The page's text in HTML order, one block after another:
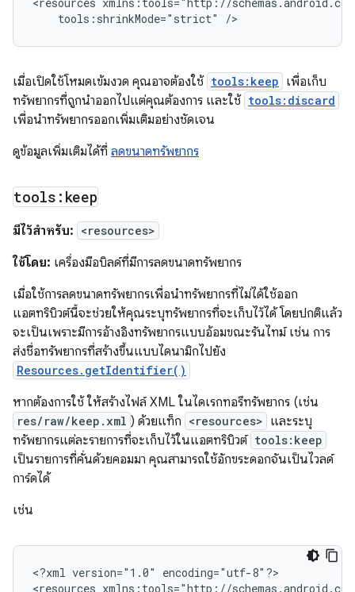
tools:shrinkMode="strict"
เมื่อเปิดใช้โหมดเข้มงวด คุณอาจต้องใช้ tools:keep เพื่อเก็บ
ทรัพยากรที่ถูกนำออกไปแต่คุณต้องการ และใช้ tools:discard
เพื่อนำทรัพยากรออกเพิ่มเติมอย่างชัดเจน
ดูข้อมูลเพิ่มเติมได้ที่ ลดขนาดทรัพยากร
tools:keep
มีไว้สำหรับ: <resources>
ใช้โดย: เครื่องมือบิลด์ที่มีการลดขนาดทรัพยากร
เมื่อใช้การลดขนาดทรัพยากรเพื่อนำทรัพยากรที่ไม่ได้ใช้ออก
แอตทริบิวต์นี้จะช่วยให้คุณระบุทรัพยากรที่จะเก็บไว้ได้ โดยปกติแล้ว
จะเป็นเพราะมีการอ้างอิงทรัพยากรแบบอ้อมขณะรันไทม์ เช่น การ
ส่งชื่อทรัพยากรที่สร้างขึ้นแบบไดนามิกไปยัง
Resources.getIdentifier()
หากต้องการใช้ ให้สร้างไฟล์ XML ในไดเรกทอรีทรัพยากร (เช่น
res/raw/keep.xml ) ด้วยแท็ก <resources> และระบุ
ทรัพยากรแต่ละรายการที่จะเก็บไว้ในแอตทริบิวต์ tools:keep
เป็นรายการที่คั่นด้วยคอมมา คุณสามารถใช้อักขระดอกจันเป็นไวลด์
การ์ดได้
เช่น
<?xml version="1.0"
encoding="utf-8"?>
<resources